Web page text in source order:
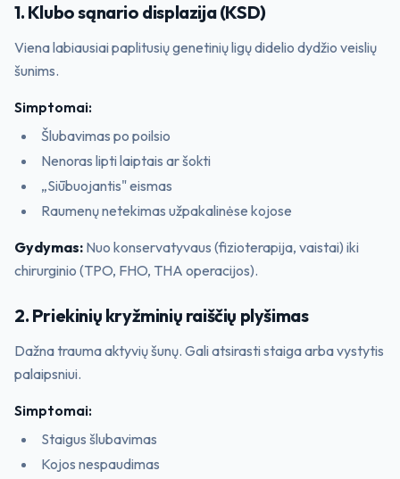
1. Klubo sąnario displazija (KSD)
Viena labiausiai paplitusių genetinių ligų didelio dydžio veislių
šunims.
Simptomai:
Šlubavimas po poilsio
Nenoras lipti laiptais ar šokti
„Siūbuojantis" eismas
Raumenų netekimas užpakalinėse kojose
Gydymas: Nuo konservatyvaus (fizioterapija, vaistai) iki
chirurginio (TPO, FHO, THA operacijos).
2. Priekinių kryžminių raiščių plyšimas
Dažna trauma aktyvių šunų. Gali atsirasti staiga arba vystytis
palaipsniui.
Simptomai:
Staigus šlubavimas
Kojos nespaudimas